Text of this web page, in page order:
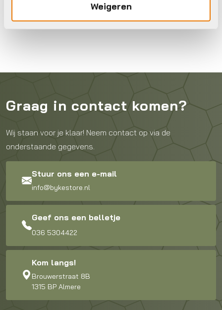
Weigeren
Graag in contact komen?
Wij staan voor je klaar! Neem contact op via de
onderstaande gegevens.
Stuur ons een e-mail
info@bykestore.nl
Geef ons een belletje
036 5304422
Kom langs!
Brouwerstraat 8B
1315 BP Almere